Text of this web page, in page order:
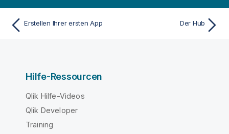
Erstellen Ihrer ersten App Der Hub
Hilfe-Ressourcen
Qlik Hilfe-Videos
Qlik Developer
Training